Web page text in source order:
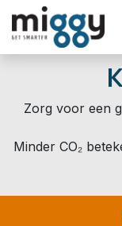
Overslaan naar
Zorg voor een
Minder CO₂